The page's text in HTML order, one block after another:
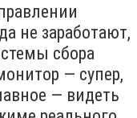
не заработают,
сбора
— супер,
— видеть